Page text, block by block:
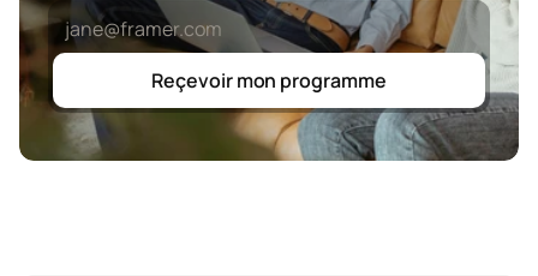
Reçevoir mon programme